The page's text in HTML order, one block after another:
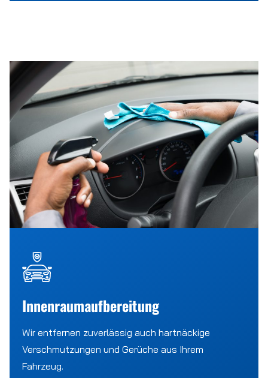
Innenraumaufbereitung
Wir entfernen zuverlässig auch hartnäckige
Verschmutzungen und Gerüche aus Ihrem
Fahrzeug.